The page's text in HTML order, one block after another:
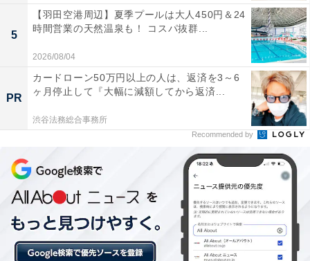
5
【羽田空港周辺】夏季プールは大人450円＆24
時間営業の天然温泉も！ コスパ抜群...
2026/08/04
PR
カードローン50万円以上の人は、返済を3～6
ヶ月停止して『大幅に減額してから返済...
渋谷法務総合事務所
Recommended by